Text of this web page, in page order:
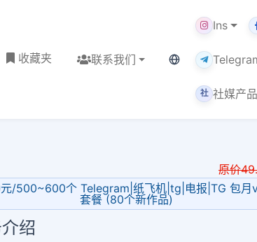
收藏夹 联系我们 当前语言：中文
Ins
社 社媒产品
原价
/500~600个 Telegram|纸飞机|tg|电报|TG 包月
套餐 (80个新作品)
绍